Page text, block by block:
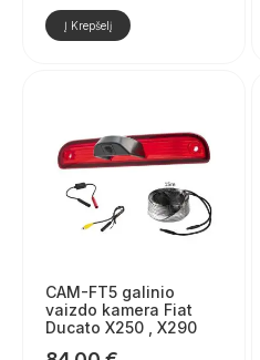
Į Krepšelį
CAM-FT5 galinio
vaizdo kamera Fiat
Ducato X250 , X290